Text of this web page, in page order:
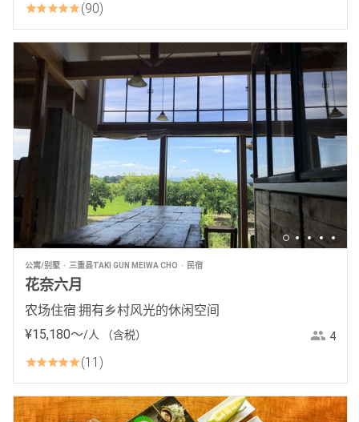
90
公寓/别墅 三重县TAKI GUN MEIWA CHO 民宿
花奈六月
农场住宿:拥有乡村风光的休闲空间
¥15,180〜/人 （含税） 4
11